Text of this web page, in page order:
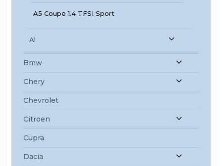
A5 Coupe 1.4 TFSI Sport
A1
Bmw
Chery
Chevrolet
Citroen
Cupra
Dacia